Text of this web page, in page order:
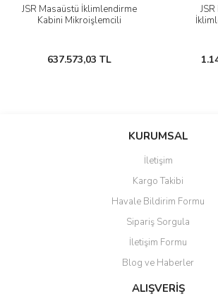
JSR Masaüstü İklimlendirme
Kabini Mikroişlemcili
637.573,03 TL
KURUMSAL
İletişim
Kargo Takibi
Havale Bildirim Formu
Sipariş Sorgula
İletişim Formu
Blog ve Haberler
ALIŞVERİŞ